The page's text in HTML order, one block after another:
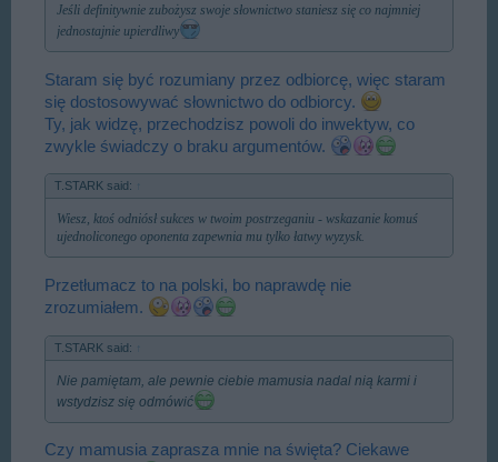
Jeśli definitywnie zubożysz swoje słownictwo staniesz się co najmniej
jednostajnie upierdliwy
Staram się być rozumiany przez odbiorcę, więc staram
się dostosowywać słownictwo do odbiorcy.
Ty, jak widzę, przechodzisz powoli do inwektyw, co
zwykle świadczy o braku argumentów.
T.STARK said:
Wiesz, ktoś odniósł sukces w twoim postrzeganiu - wskazanie komuś
ujednoliconego oponenta zapewnia mu tylko łatwy wyzysk.
Przetłumacz to na polski, bo naprawdę nie
zrozumiałem.
T.STARK said:
Nie pamiętam, ale pewnie ciebie mamusia nadal nią karmi i
wstydzisz się odmówić
Czy mamusia zaprasza mnie na święta? Ciekawe